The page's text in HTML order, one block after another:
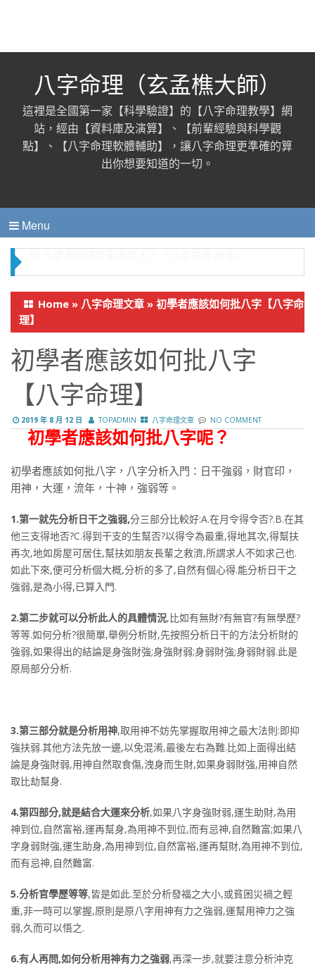
八字命理（玄孟樵大師）
這裡是全國第一家【科學驗證】的【八字命理教學】網
站，經由【資料庫及演算】、【前輩經驗與科學觀
點】、【八字命理軟體輔助】，讓八字命理更準確的算
出你想要知道的一切。
Menu
Home » 八字命理文章 » 初學者應該如何批八字【八字命
理】
初學者應該如何批八字
【八字命理】
2019 年 8 月 12 日 TOPADMIN 八字命理文章 NO COMMENT
初學者應該如何批八字呢？
初學者應該如何批八字，八字分析入門：日干強弱，財官印，
用神，大運，流年，十神，強弱等。
1.第一就先分析日干之強弱,分三部分比較好:A.在月令得令否?.B.在其
他三支得地否?C.得到干支的生幫否?以得令為最重,得地其次,得幫扶
再次,地如房屋可居住,幫扶如朋友長輩之救濟,所謂求人不如求己也.
如此下來,便可分析個大概,分析的多了,自然有個心得.能分析日干之
強弱,是為小得,已算入門.
2.第二步就可以分析此人的具體情況,比如有無財?有無官?有無學歷?
等等.如何分析?很簡單,舉例分析財,先按照分析日干的方法分析財的
強弱,如果得出的結論是身強財強;身強財弱;身弱財強;身弱財弱.此是
原局部分分析.
3.第三部分就是分析用神,取用神不妨先掌握取用神之最大法則:即抑
強扶弱.其他方法先放一邊,以免混淆,最後左右為難.比如上面得出結
論是身強財弱,用神自然取食傷,洩身而生財,如果身弱財強,用神自然
取比劫幫身.
4.第四部分,就是結合大運來分析,如果八字身強財弱,運生助財,為用
神到位,自然富裕,運再幫身,為用神不到位,而有忌神,自然難富;如果八
字身弱財強,運生助身,為用神到位,自然富裕,運再幫財,為用神不到位,
而有忌神,自然難富.
5.分析官學歷等等,皆是如此.至於分析發福之大小,或貧困災禍之輕
重,非一時可以掌握,原則是原八字用神有力之強弱,運幫用神力之強
弱,久而可以悟之.
6.有人再問,如何分析用神有力之強弱,再深一步,就要注意分析沖克